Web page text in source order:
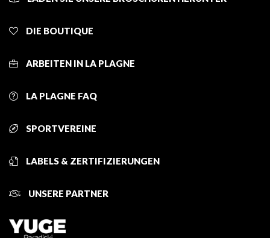
DIE BOUTIQUE
ARBEITEN IN LA PLAGNE
LA PLAGNE FAQ
SPORTVEREINE
LABELS & ZERTIFIZIERUNGEN
UNSERE PARTNER